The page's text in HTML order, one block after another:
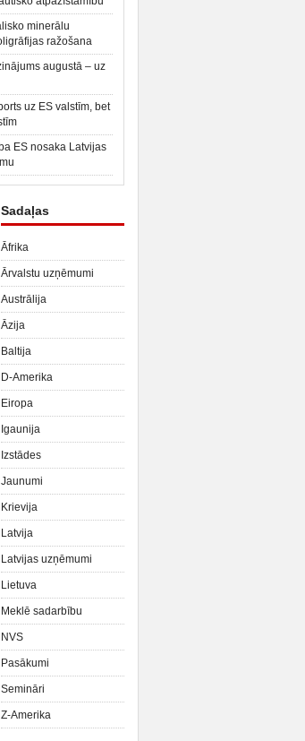
minerālu
ražošana
augustā – uz
uz ES valstīm, bet
ES nosaka Latvijas
Sadaļas
Āfrika
Ārvalstu uzņēmumi
Austrālija
Āzija
Baltija
D-Amerika
Eiropa
Igaunija
Izstādes
Jaunumi
Krievija
Latvija
Latvijas uzņēmumi
Lietuva
Meklē sadarbību
NVS
Pasākumi
Semināri
Z-Amerika